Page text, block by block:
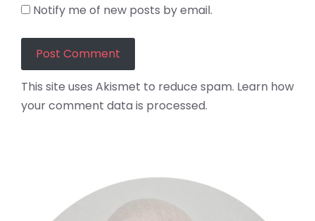
Notify me of new posts by email.
This site uses Akismet to reduce spam. Learn how
your comment data is processed.